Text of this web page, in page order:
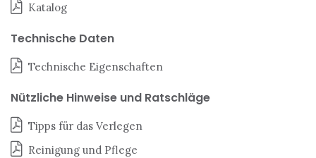
Katalog
Technische Daten
Technische Eigenschaften
Nützliche Hinweise und Ratschläge
Tipps für das Verlegen
Reinigung und Pflege